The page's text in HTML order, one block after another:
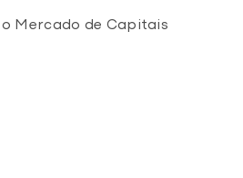
Mercado de Capitais